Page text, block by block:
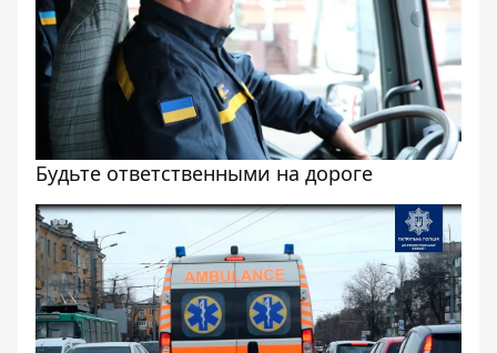
Будьте ответственными на дороге